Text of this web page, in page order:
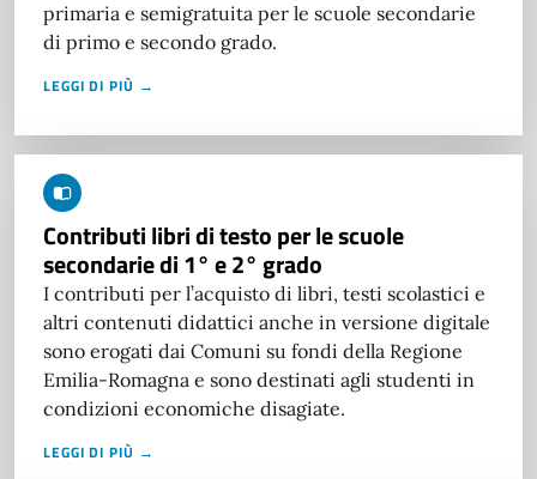
primaria e semigratuita per le scuole secondarie
di primo e secondo grado.
LEGGI DI PIÙ →
Contributi libri di testo per le scuole
secondarie di 1° e 2° grado
I contributi per l’acquisto di libri, testi scolastici e
altri contenuti didattici anche in versione digitale
sono erogati dai Comuni su fondi della Regione
Emilia-Romagna e sono destinati agli studenti in
condizioni economiche disagiate.
LEGGI DI PIÙ →